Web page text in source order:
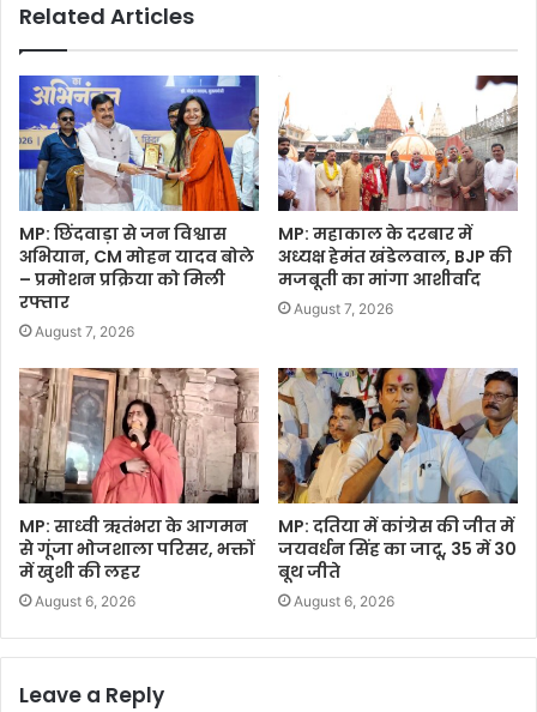
Related Articles
MP: छिंदवाड़ा से जन विश्वास
अभियान, CM मोहन यादव बोले
– प्रमोशन प्रक्रिया को मिली
रफ्तार
August 7, 2026
MP: महाकाल के दरबार में
अध्यक्ष हेमंत खंडेलवाल, BJP की
मजबूती का मांगा आशीर्वाद
August 7, 2026
MP: साध्वी ऋतंभरा के आगमन
से गूंजा भोजशाला परिसर, भक्तों
में खुशी की लहर
August 6, 2026
MP: दतिया में कांग्रेस की जीत में
जयवर्धन सिंह का जादू, 35 में 30
बूथ जीते
August 6, 2026
Leave a Reply